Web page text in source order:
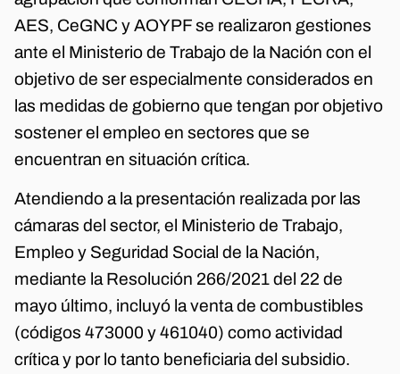
AES, CeGNC y AOYPF se realizaron gestiones
ante el Ministerio de Trabajo de la Nación con el
objetivo de ser especialmente considerados en
las medidas de gobierno que tengan por objetivo
sostener el empleo en sectores que se
encuentran en situación crítica.
Atendiendo a la presentación realizada por las
cámaras del sector, el Ministerio de Trabajo,
Empleo y Seguridad Social de la Nación,
mediante la Resolución 266/2021 del 22 de
mayo último, incluyó la venta de combustibles
(códigos 473000 y 461040) como actividad
crítica y por lo tanto beneficiaria del subsidio.